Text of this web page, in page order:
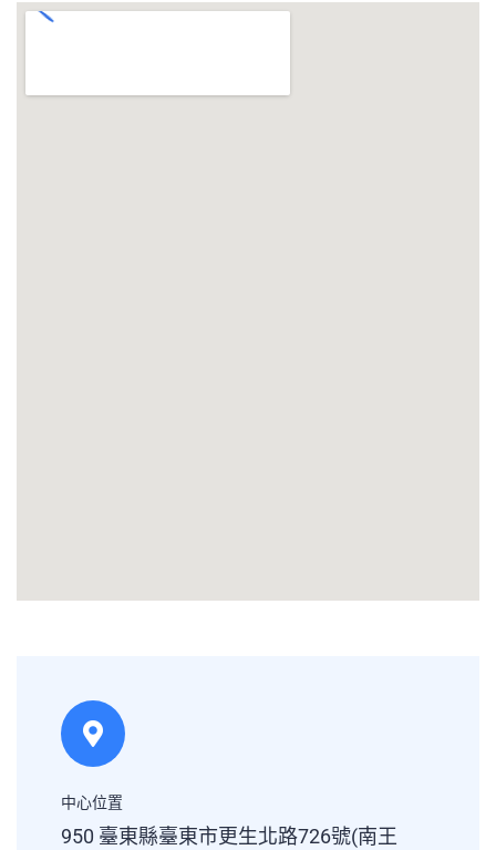
中心位置
950 臺東縣臺東市更生北路726號(南王